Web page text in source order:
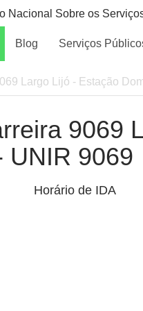
Nacional Sobre os
Blog Serviços
Largo Lijó - Estação
9069
UNIR 9069
Horário de IDA